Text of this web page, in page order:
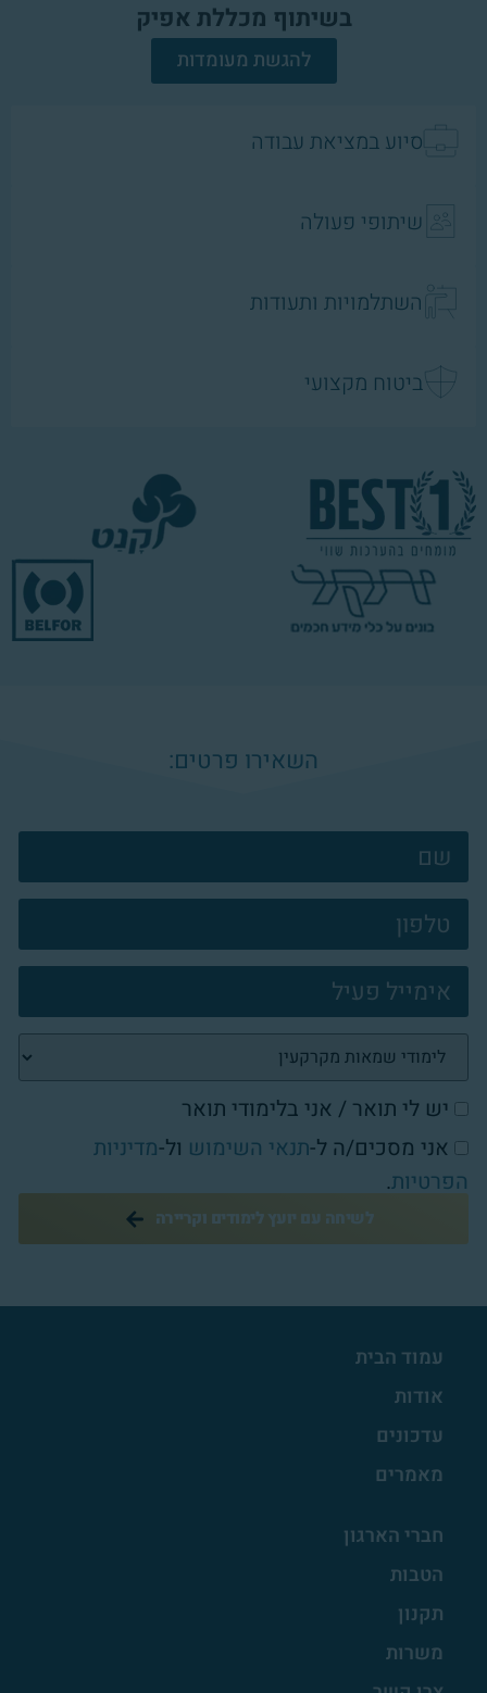
בשיתוף מכללת אפיק
להגשת מעומדות
סיוע במציאת עבודה
שיתופי פעולה
השתלמויות ותעודות
ביטוח מקצועי
השאירו פרטים:
צרו
קשר
פוטר
יש לי תואר / אני בלימודי תואר
אני מסכים/ה ל-תנאי השימוש ול-מדיניות
הפרטיות.
לשיחה עם יועץ לימודים וקריירה
עמוד הבית
אודות
עדכונים
מאמרים
חברי הארגון
הטבות
תקנון
משרות